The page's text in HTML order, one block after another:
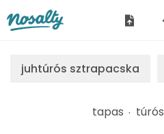
juhtúrós sztrapacska
tapas